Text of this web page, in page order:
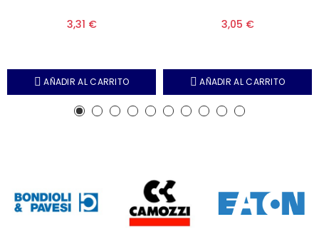
3,31 €
AÑADIR AL CARRITO
3,05 €
AÑADIR AL CARRITO